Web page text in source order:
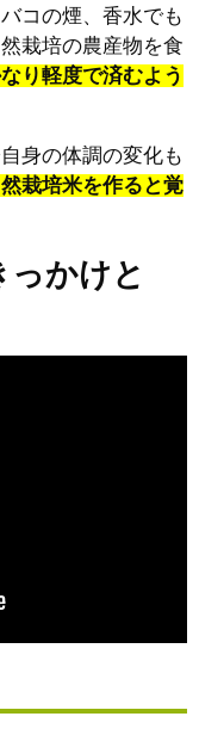
コの煙、香水でも
栽培の農産物を食
り軽度で済むよう
身の体調の変化も
栽培米を作ると覚
っかけと